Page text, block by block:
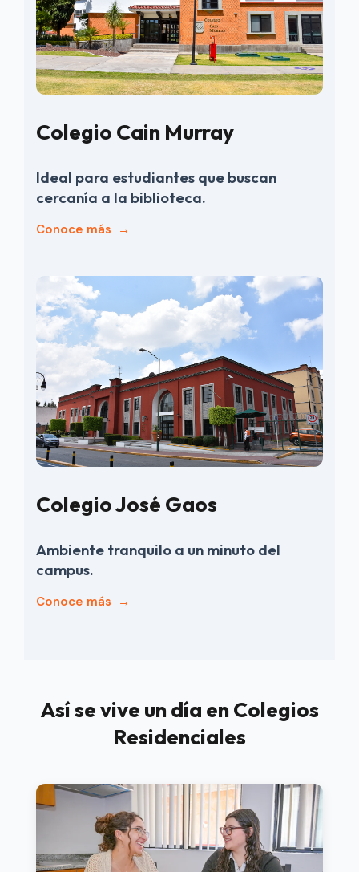
Colegio Cain Murray
Ideal para estudiantes que buscan
cercanía a la biblioteca.
Conoce más →
Colegio José Gaos
Ambiente tranquilo a un minuto del
campus.
Conoce más →
Así se vive un día en Colegios
Residenciales